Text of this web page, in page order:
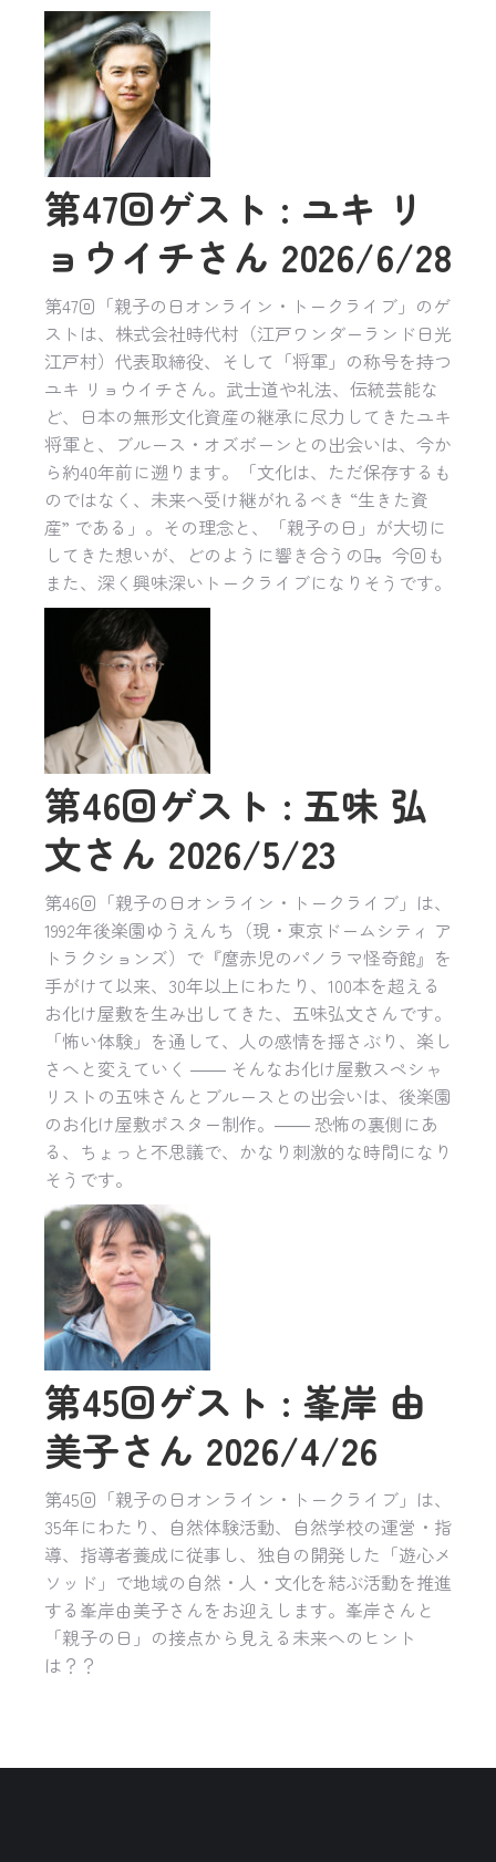
第47回ゲスト : ユキ リ
ョウイチさん 2026/6/28
第47回「親子の日オンライン・トークライブ」のゲ
ストは、株式会社時代村（江戸ワンダーランド日光
江戸村）代表取締役、そして「将軍」の称号を持つ
ユキ リョウイチさん。武士道や礼法、伝統芸能な
ど、日本の無形文化資産の継承に尽力してきたユキ
将軍と、ブルース・オズボーンとの出会いは、今か
ら約40年前に遡ります。「文化は、ただ保存するも
のではなく、未来へ受け継がれるべき “生きた資
産” である」。その理念と、「親子の日」が大切に
してきた想いが、どのように響き合うのか̶̶。今回も
また、深く興味深いトークライブになりそうです。
第46回ゲスト : 五味 弘
文さん 2026/5/23
第46回「親子の日オンライン・トークライブ」は、
1992年後楽園ゆうえんち（現・東京ドームシティ ア
トラクションズ）で『麿赤児のパノラマ怪奇館』を
手がけて以来、30年以上にわたり、100本を超える
お化け屋敷を生み出してきた、五味弘文さんです。
「怖い体験」を通して、人の感情を揺さぶり、楽し
さへと変えていく ―― そんなお化け屋敷スペシャ
リストの五味さんとブルースとの出会いは、後楽園
のお化け屋敷ポスター制作。―― 恐怖の裏側にあ
る、ちょっと不思議で、かなり刺激的な時間になり
そうです。
第45回ゲスト : 峯岸 由
美子さん 2026/4/26
第45回「親子の日オンライン・トークライブ」は、
35年にわたり、自然体験活動、自然学校の運営・指
導、指導者養成に従事し、独自の開発した「遊心メ
ソッド」で地域の自然・人・文化を結ぶ活動を推進
する峯岸由美子さんをお迎えします。峯岸さんと
「親子の日」の接点から見える未来へのヒント
は？？